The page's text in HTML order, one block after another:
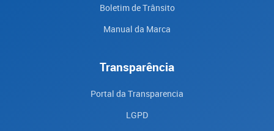
Boletim de Trânsito
Manual da Marca
Transparência
Portal da Transparencia
LGPD